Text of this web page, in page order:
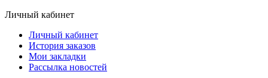
Личный кабинет
Личный кабинет
История заказов
Мои закладки
Рассылка новостей